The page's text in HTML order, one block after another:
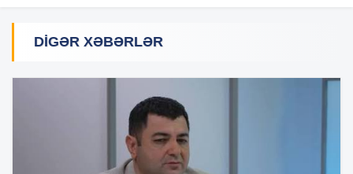
DIGƏR XƏBƏRLƏR